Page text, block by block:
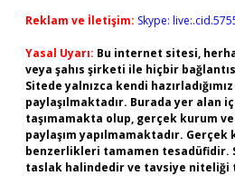
Reklam ve İletişim: Skype:
Yasal Uyarı: Bu internet sitesi,
veya şahıs şirketi ile hiçbir
Sitede yalnızca kendi
paylaşılmaktadır. Burada yer alan
taşımamakta olup, gerçek kurum
paylaşım yapılmamaktadır.
benzerlikleri tamamen tesadüfidir.
taslak halindedir ve tavsiye niteliği